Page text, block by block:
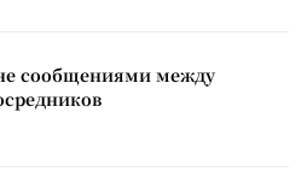
сообщениями между